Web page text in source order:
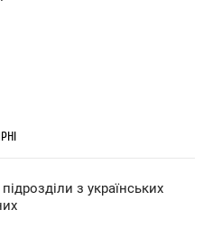
з українських